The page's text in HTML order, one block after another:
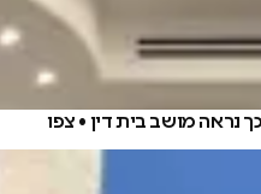
נראה מושב בית דין • צפו